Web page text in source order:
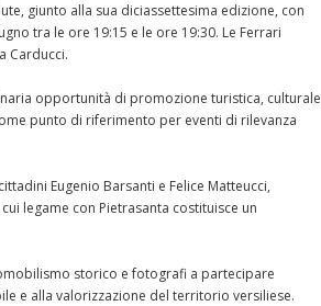
giunto alla sua diciassettesima edizione, con
tra le ore 19:15 e le ore 19:30. Le Ferrari
Carducci.
opportunità di promozione turistica, culturale
punto di riferimento per eventi di rilevanza
Eugenio Barsanti e Felice Matteucci,
legame con Pietrasanta costituisce un
storico e fotografi a partecipare
e alla valorizzazione del territorio versiliese.